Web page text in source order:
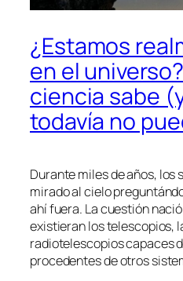
¿Estamos
en el
ciencia sabe
todavía no
Durante miles de años, los
mirado al cielo
ahí fuera. La cuestión
existieran los telescopios,
radiotelescopios capaces
procedentes de otros